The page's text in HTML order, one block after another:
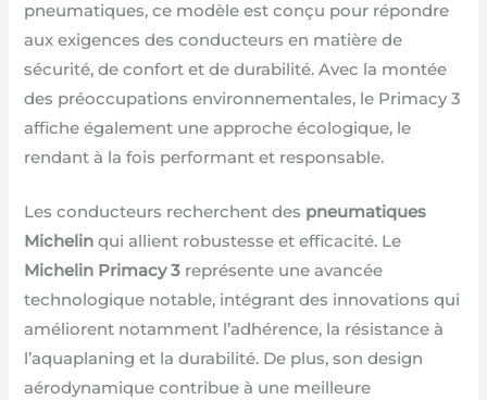
pneumatiques, ce modèle est conçu pour répondre
aux exigences des conducteurs en matière de
sécurité, de confort et de durabilité. Avec la montée
des préoccupations environnementales, le Primacy 3
affiche également une approche écologique, le
rendant à la fois performant et responsable.
Les conducteurs recherchent des pneumatiques
Michelin qui allient robustesse et efficacité. Le
Michelin Primacy 3 représente une avancée
technologique notable, intégrant des innovations qui
améliorent notamment l’adhérence, la résistance à
l’aquaplaning et la durabilité. De plus, son design
aérodynamique contribue à une meilleure